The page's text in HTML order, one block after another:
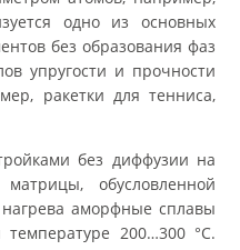
одно из основных
без образования фаз
упругости и прочности
ракетки для тенниса,
без диффузии на
обусловленной
аморфные сплавы
200…300 °С.